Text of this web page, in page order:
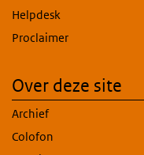
Helpdesk
Proclaimer
Over deze site
Archief
Colofon